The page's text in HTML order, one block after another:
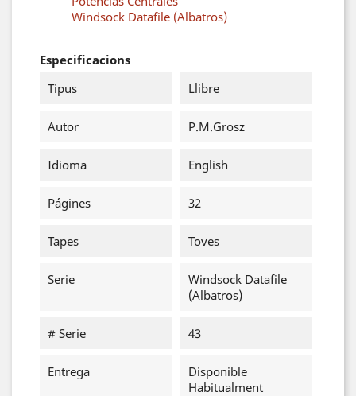
Windsock Datafile (Albatros)
Especificacions
Tipus
Llibre
Autor P.M.Grosz
Idioma English
Págines 32
Tapes Toves
Serie
Windsock Datafile
(Albatros)
# Serie 43
Entrega
Disponible
Habitualment